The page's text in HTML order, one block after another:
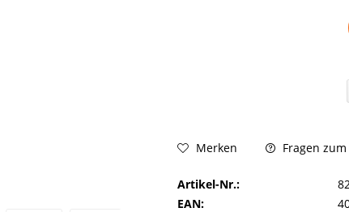
Merken Fragen
Artikel-Nr.:
EAN: